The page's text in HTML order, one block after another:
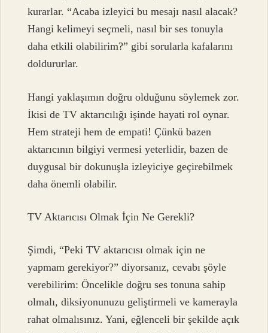
kurarlar. “Acaba izleyici bu mesajı nasıl alacak?
Hangi kelimeyi seçmeli, nasıl bir ses tonuyla
daha etkili olabilirim?” gibi sorularla kafalarını
doldururlar.
Hangi yaklaşımın doğru olduğunu söylemek zor.
İkisi de TV aktarıcılığı işinde hayati rol oynar.
Hem strateji hem de empati! Çünkü bazen
aktarıcının bilgiyi vermesi yeterlidir, bazen de
duygusal bir dokunuşla izleyiciye geçirebilmek
daha önemli olabilir.
TV Aktarıcısı Olmak İçin Ne Gerekli?
Şimdi, “Peki TV aktarıcısı olmak için ne
yapmam gerekiyor?” diyorsanız, cevabı şöyle
verebilirim: Öncelikle doğru ses tonuna sahip
olmalı, diksiyonunuzu geliştirmeli ve kamerayla
rahat olmalısınız. Yani, eğlenceli bir şekilde açık